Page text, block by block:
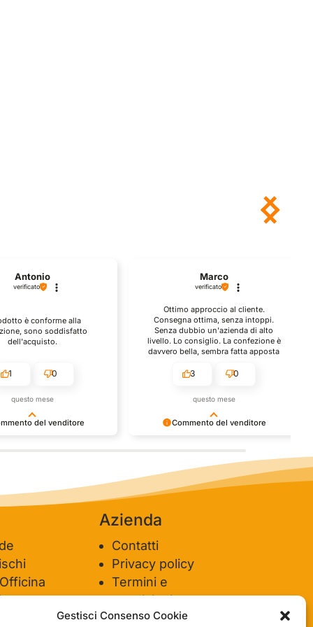
Gestisci Consenso Cookie
del venditore
Antonio
verificato
è conforme alla
sono soddisfatto
dell'acquisto.
1 0
questo mese
Commento del venditore
fantastica recensione! Lavoriamo
sodo per soddisfare le esigenze di
clienti come te, e siamo contenti di
esserci riusciti. Speriamo che tornerai
Marco
verificato
Ottimo approccio al cliente.
Consegna ottima, senza intoppi.
Senza dubbio un'azienda di alto
livello. Lo consiglio. La confezione è
davvero bella, sembra fatta apposta
3 0
questo mese
Azienda
Contatti
Privacy policy
Termini e
condizioni